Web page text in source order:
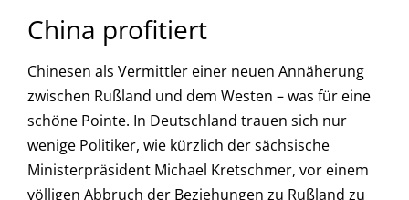
China profitiert
Chinesen als Vermittler einer neuen Annäherung
zwischen Rußland und dem Westen – was für eine
schöne Pointe. In Deutschland trauen sich nur
wenige Politiker, wie kürzlich der sächsische
Ministerpräsident Michael Kretschmer, vor einem
völligen Abbruch der Beziehungen zu Rußland zu